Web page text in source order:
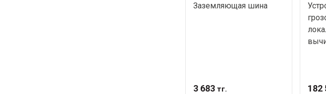
Заземляющая шина
3 683тг. 182